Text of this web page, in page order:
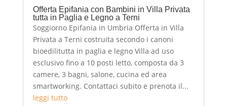
Offerta Epifania con Bambini in Villa Privata
tutta in Paglia e Legno a Terni
Soggiorno Epifania in Umbria Offerta in Villa
Privata a Terni costruita secondo i canoni
bioedilitutta in paglia e legno Villa ad uso
esclusivo fino a 10 posti letto, composta da 3
camere, 3 bagni, salone, cucina ed area
smartworking. Contattaci subito e prenota il...
leggi tutto